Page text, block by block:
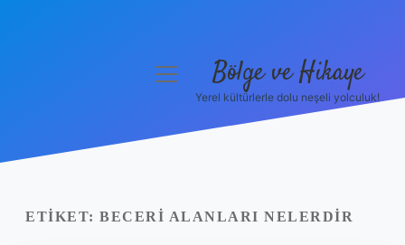
Yasal Uyarı
menüyü
Bölge ve Hikaye
Yerel kültürlerle dolu neşeli yolculuk!
ETIKET: BECERI ALANLARI NELERDIR